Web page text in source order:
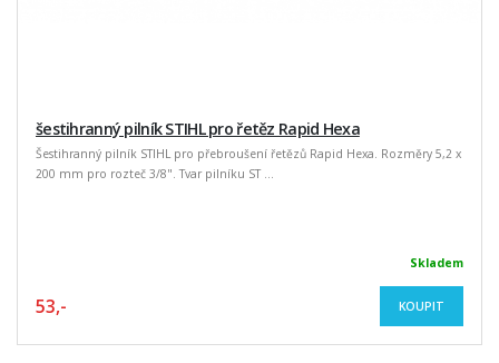
šestihranný pilník STIHL pro řetěz Rapid Hexa
Šestihranný pilník STIHL pro přebroušení řetězů Rapid Hexa. Rozměry 5,2 x
200 mm pro rozteč 3/8". Tvar pilníku ST ...
Skladem
53,- KOUPIT